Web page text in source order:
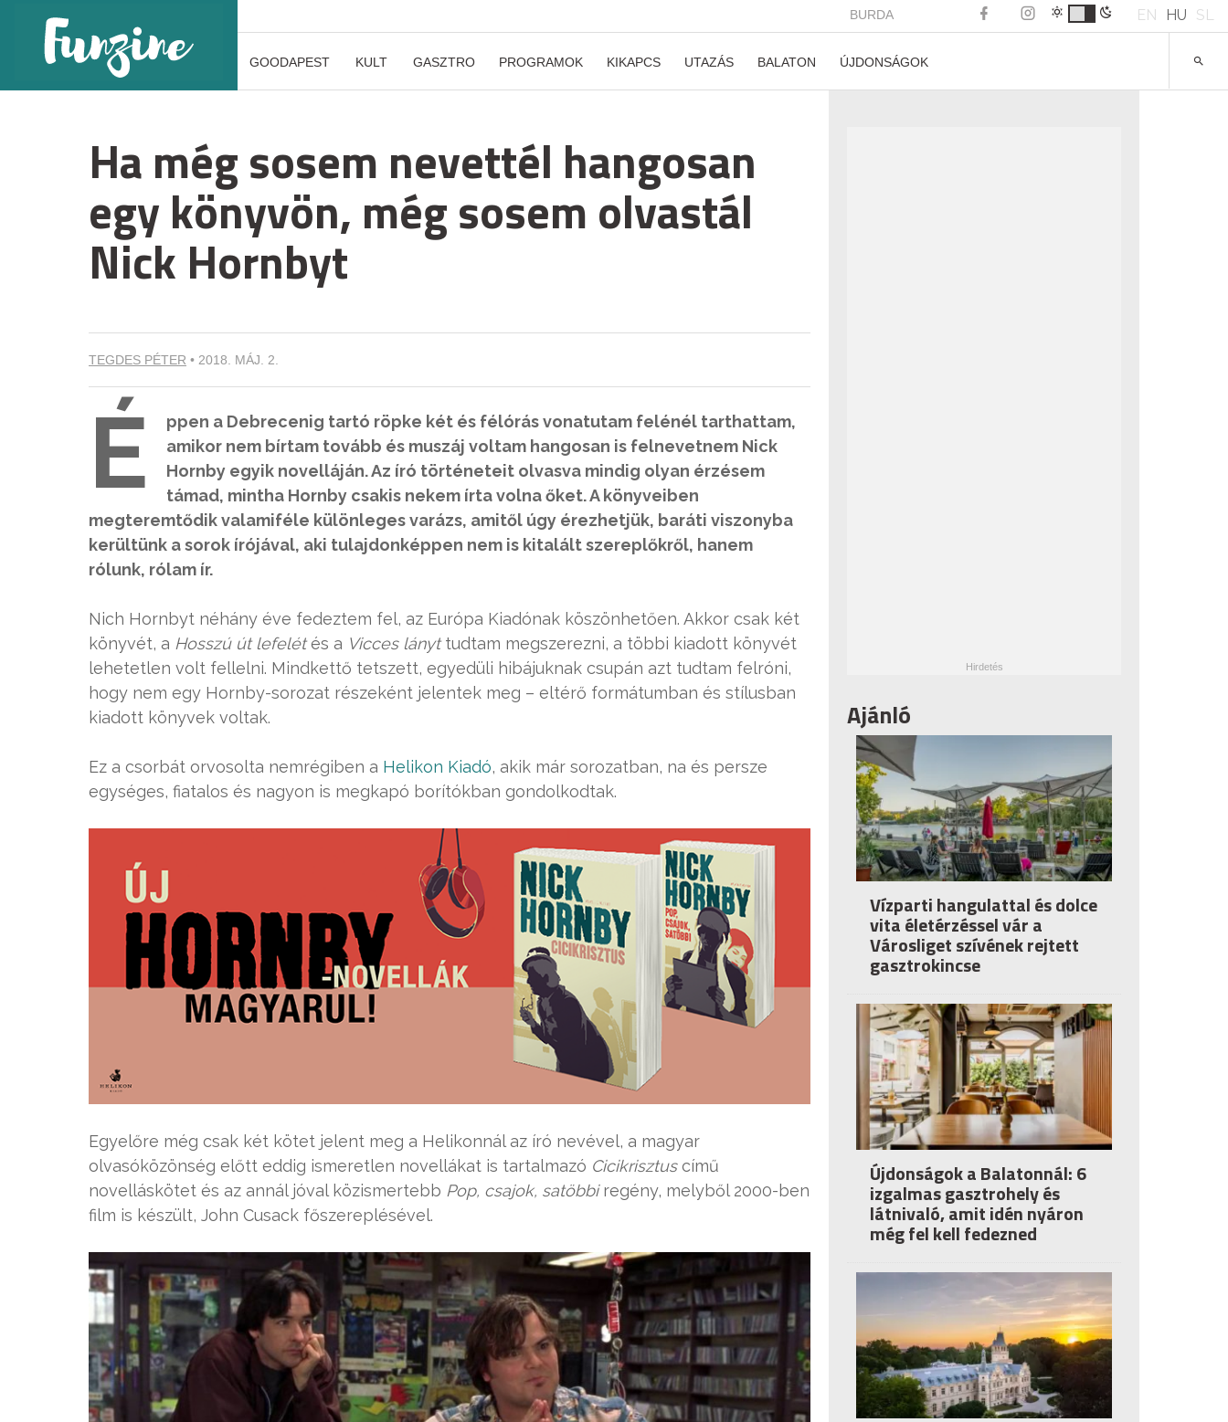
BURDA EN HU SL
GOODAPEST KULT GASZTRO PROGRAMOK KIKAPCS UTAZÁS BALATON ÚJDONSÁGOK
Ha még sosem nevettél hangosan
egy könyvön, még sosem olvastál
Nick Hornbyt
TEGDES PÉTER • 2018. MÁJ. 2.
É
ppen a Debrecenig tartó röpke két és félórás vonatutam felénél tarthattam,
amikor nem bírtam tovább és muszáj voltam hangosan is felnevetnem Nick
Hornby egyik novelláján. Az író történeteit olvasva mindig olyan érzésem
támad, mintha Hornby csakis nekem írta volna őket. A könyveiben
megteremtődik valamiféle különleges varázs, amitől úgy érezhetjük, baráti viszonyba
kerültünk a sorok írójával, aki tulajdonképpen nem is kitalált szereplőkről, hanem
rólunk, rólam ír.
Nich Hornbyt néhány éve fedeztem fel, az Európa Kiadónak köszönhetően. Akkor csak két
könyvét, a Hosszú út lefelétés a Vicces lányttudtam megszerezni, a többi kiadott könyvét
lehetetlen volt fellelni. Mindkettő tetszett, egyedüli hibájuknak csupán azt tudtam felróni,
hogy nem egy Hornby-sorozat részeként jelentek meg – eltérő formátumban és stílusban
kiadott könyvek voltak.
Ez a csorbát orvosolta nemrégiben a Helikon Kiadó, akik már sorozatban, na és persze
egységes, fiatalos és nagyon is megkapó borítókban gondolkodtak.
Egyelőre még csak két kötet jelent meg a Helikonnál az író nevével, a magyar
olvasóközönség előtt eddig ismeretlen novellákat is tartalmazó Cicikrisztuscímű
novelláskötet és az annál jóval közismertebb Pop, csajok, satöbbiregény, melyből 2000-ben
film is készült, John Cusack főszereplésével.
Ajánló
Vízparti hangulattal és dolce
vita életérzéssel vár a
Városliget szívének rejtett
gasztrokincse
Újdonságok a Balatonnál: 6
izgalmas gasztrohely és
látnivaló, amit idén nyáron
még fel kell fedezned